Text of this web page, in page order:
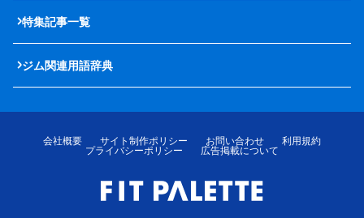
特集記事一覧
ジム関連用語辞典
会社概要 サイト制作ポリシー お問い合わせ
利用規約
プライバシーポリシー
広告掲載について